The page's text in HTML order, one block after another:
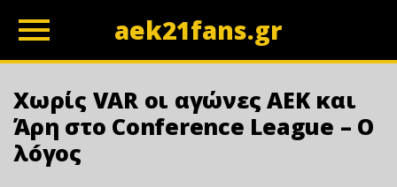
aek21fans.gr
Χωρίς VAR οι αγώνες ΑΕΚ και
Άρη στο Conference League – Ο
λóγος